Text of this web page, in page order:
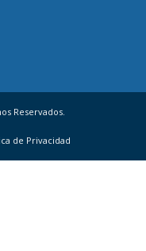
Reservados.
de Privacidad